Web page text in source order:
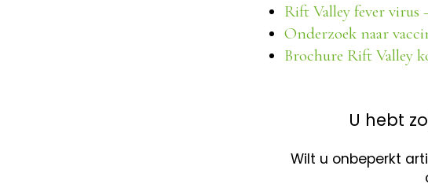
Rift Valley fever virus
Onderzoek naar
Brochure Rift Valley
U hebt
Wilt u onbeperkt